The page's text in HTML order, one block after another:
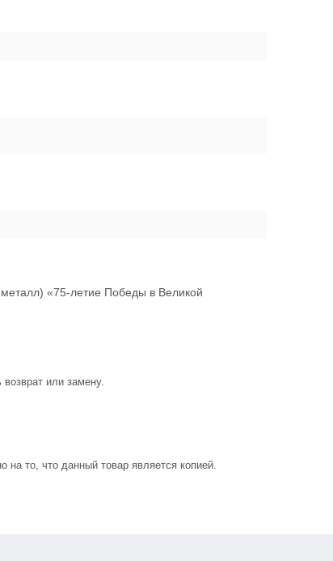
«75-летие Победы в Великой
или замену.
то, что данный товар является копией.